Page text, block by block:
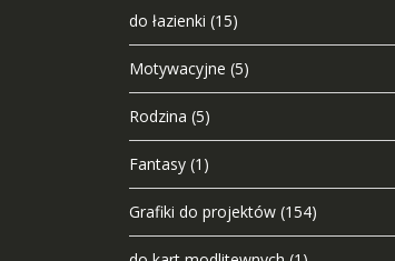
do łazienki (15)
Motywacyjne (5)
Rodzina (5)
Fantasy (1)
Grafiki do projektów (154)